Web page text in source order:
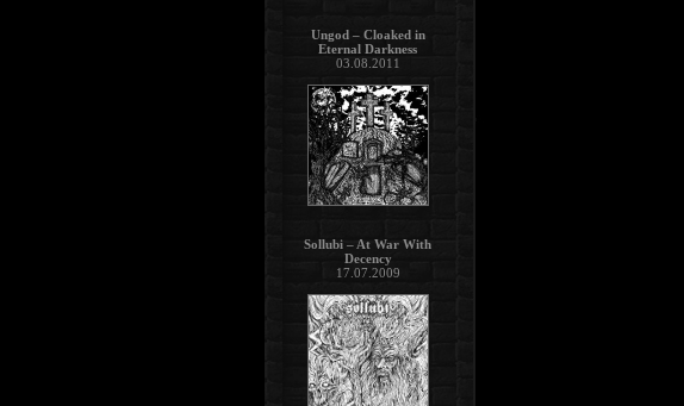
Ungod – Cloaked in
Eternal Darkness
03.08.2011
Sollubi – At War With
Decency
17.07.2009